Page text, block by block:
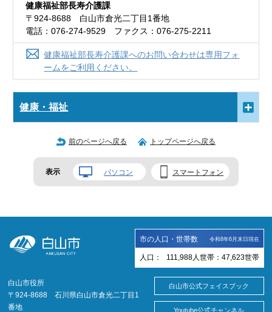
健康福祉部長寿介護課
〒924-8688 白山市倉光二丁目1番地
電話：076-274-9529 ファクス：076-275-2211
健康福祉部長寿介護課へのお問い合わせは専用フォ
ームをご利用ください。
健康・福祉
前のページへ戻る トップページへ戻る
表示 パソコン スマートフォン
市の人口・世帯数 令和8年6月末日現在
人口： 111,988 人 世帯： 47,623世帯
白山市役所
〒924-8688 石川県白山市倉光二丁目1
番地
白山市公式フェイスブック
Youtube公式チャンネル